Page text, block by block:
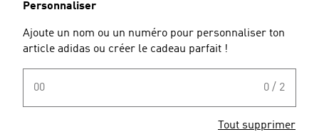
Personnaliser
Ajoute un nom ou un numéro pour personnaliser ton
article adidas ou créer le cadeau parfait !
00 0 / 2
Tout supprimer